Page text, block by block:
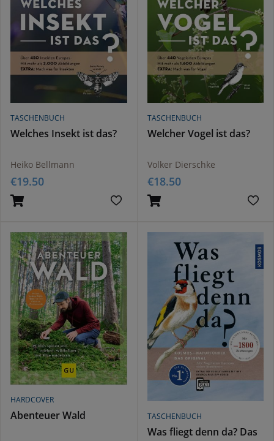
TASCHENBUCH
Welches Insekt ist das?
Heiko Bellmann
€19.50
TASCHENBUCH
Welcher Vogel ist das?
Volker Dierschke
€18.50
HARDCOVER
Abenteuer Wald TASCHENBUCH
Was fliegt denn da? Das